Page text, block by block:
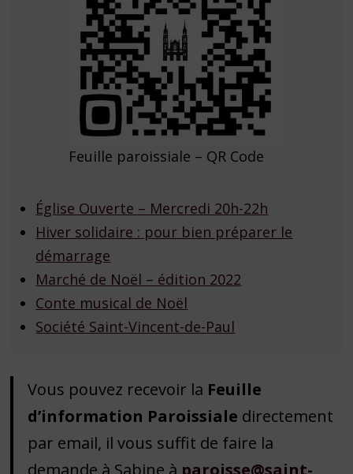
Feuille paroissiale – QR Code
Église Ouverte – Mercredi 20h-22h
Hiver solidaire : pour bien préparer le
démarrage
Marché de Noël – édition 2022
Conte musical de Noël
Société Saint-Vincent-de-Paul
Vous pouvez recevoir la Feuille
d’information Paroissiale directement
par email, il vous suffit de faire la
demande à Sabine à paroisse@saint-